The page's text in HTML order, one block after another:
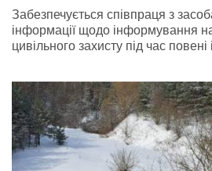
Забезпечується співпраця з
інформації щодо інформування
цивільного захисту під час повені